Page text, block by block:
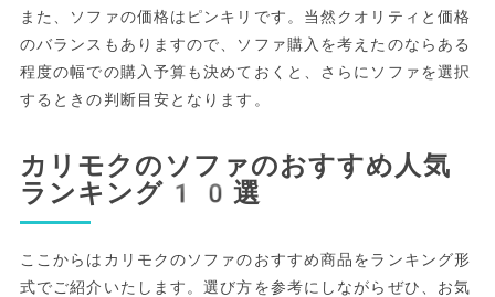
また、ソファの価格はピンキリです。当然クオリティと価格
のバランスもありますので、ソファ購入を考えたのならある
程度の幅での購入予算も決めておくと、さらにソファを選択
するときの判断目安となります。
カリモクのソファのおすすめ人気
ランキング10選
ここからはカリモクのソファのおすすめ商品をランキング形
式でご紹介いたします。選び方を参考にしながらぜひ、お気